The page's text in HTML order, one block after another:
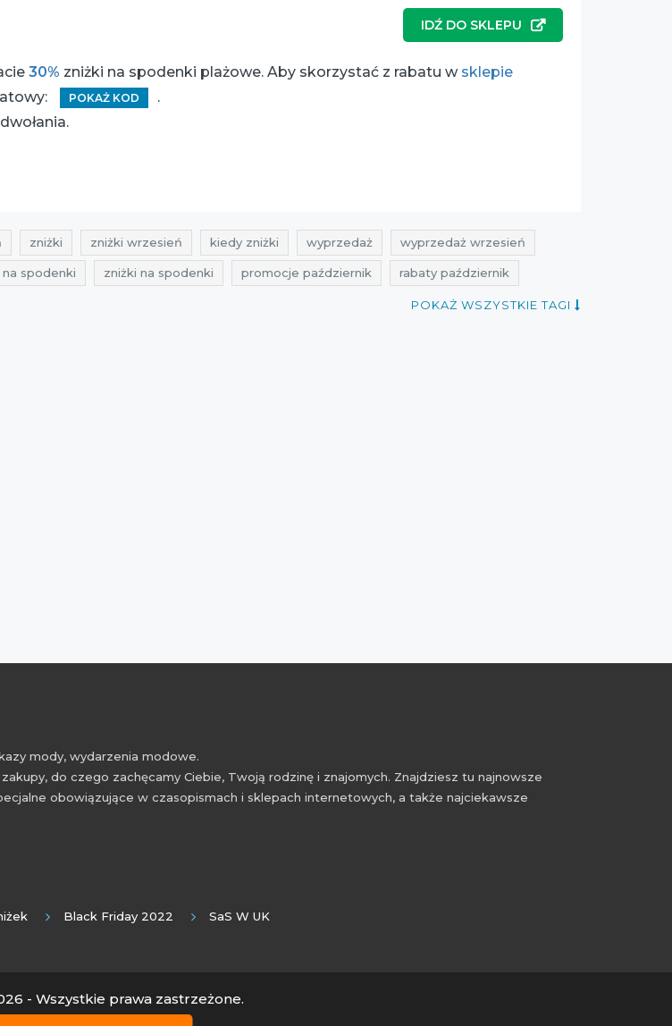
IDŹ DO SKLEPU
30% zniżki na spodenki plażowe. Aby skorzystać z rabatu w sklepie
POKAŻ KOD
.
zniżki zniżki wrzesień kiedy zniżki wyprzedaż wyprzedaż wrzesień
spodenki zniżki na spodenki promocje październik rabaty październik
wyprzedaż wrzesień 2021POKAŻ WSZYSTKIE TAGI
mody, wydarzenia modowe.
do czego zachęcamy Ciebie, Twoją rodzinę i znajomych. Znajdziesz tu najnowsze
obowiązujące w czasopismach i sklepach internetowych, a także najciekawsze
Black Friday 2022 SaS W UK
- Wszystkie prawa zastrzeżone.